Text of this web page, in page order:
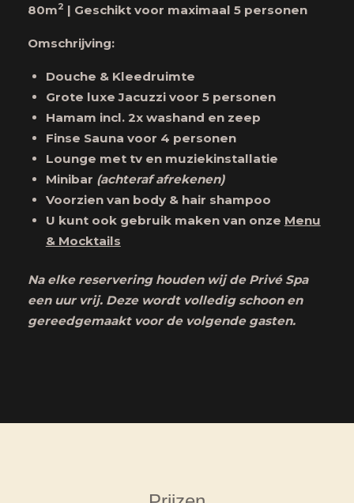
80m2 | Geschikt voor maximaal 5 personen
Omschrijving:
Douche & Kleedruimte
Grote luxe Jacuzzi voor 5 personen
Hamam incl. 2x washand en zeep
Finse Sauna voor 4 personen
Lounge met tv en muziekinstallatie
Minibar (achteraf afrekenen)
Voorzien van body & hair shampoo
U kunt ook gebruik maken van onze Menu
& Mocktails
Na elke reservering houden wij de Privé Spa
een uur vrij. Deze wordt volledig schoon en
gereedgemaakt voor de volgende gasten.